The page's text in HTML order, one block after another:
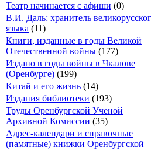
Театр начинается с афиши (0)
В.И. Даль: хранитель
языка (11)
Книги, изданные в годы Великой
Отечественной войны (177)
Издано в годы войны в Чкалове
(Оренбурге) (199)
Китай и его жизнь (14)
Издания библиотеки (193)
Труды Оренбургской Ученой
Архивной Комиссии (35)
Адрес-календари и справочные
(памятные) книжки Оренбургской